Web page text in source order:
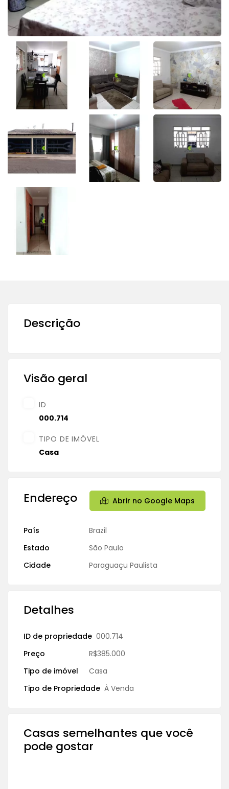
Descrição
Visão geral
ID
000.714
TIPO DE IMÓVEL
Casa
Endereço Abrir no Google Maps
País
Brazil
Estado
São Paulo
Cidade
Paraguaçu Paulista
Detalhes
ID de propriedade 000.714
Preço
R$385.000
Tipo de imóvel
Casa
Tipo de Propriedade À Venda
Casas semelhantes que você
pode gostar